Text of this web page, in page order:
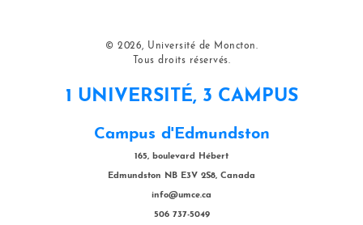
© 2026, Université de Moncton.
Tous droits réservés.
1 UNIVERSITÉ, 3 CAMPUS
Campus d'Edmundston
165, boulevard Hébert
Edmundston NB E3V 2S8, Canada
info@umce.ca
506 737-5049